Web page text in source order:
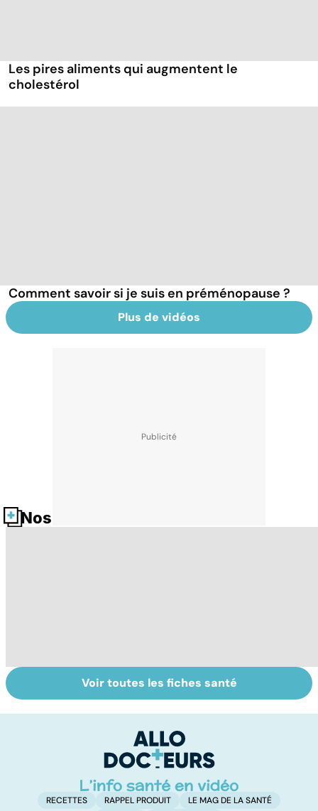
Les pires aliments qui augmentent le
cholestérol
Comment savoir si je suis en préménopause ?
Plus de vidéos
Nos fiches santé
Post-partum : un
bouleversement
Gynéco : un suivi
pour la vie
Voir toutes les fiches santé
RECETTES RAPPEL PRODUIT LE MAG DE LA SANTÉ